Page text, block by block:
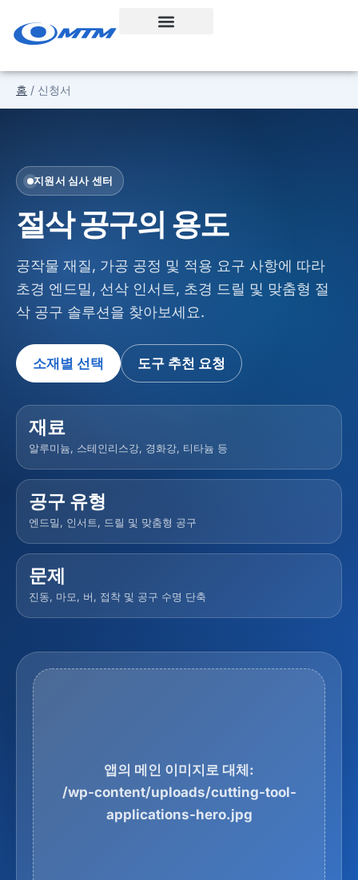
로
너
홈 / 신청서
지원서 심사 센터
절삭 공구의 용도
공작물 재질, 가공 공정 및 적용 요구 사항에 따라
초경 엔드밀, 선삭 인서트, 초경 드릴 및 맞춤형 절
삭 공구 솔루션을 찾아보세요.
소재별 선택 도구 추천 요청
재료
알루미늄, 스테인리스강, 경화강, 티타늄 등
공구 유형
엔드밀, 인서트, 드릴 및 맞춤형 공구
문제
진동, 마모, 버, 접착 및 공구 수명 단축
앱의 메인 이미지로 대체:
/wp-content/uploads/cutting-tool-
applications-hero.jpg